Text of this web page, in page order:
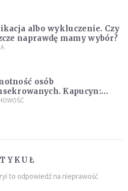
albo wykluczenie. Czy
naprawdę mamy wybór?
osób
Kapucyn:
w pojedynkę rzadko jest
to odpowiedź na nieprawość